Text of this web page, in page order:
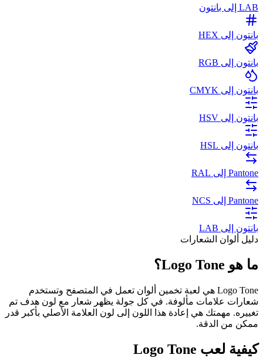
LAB إلى بانتون
بانتون إلى HEX
بانتون إلى RGB
بانتون إلى CMYK
بانتون إلى HSV
بانتون إلى HSL
Pantone إلى RAL
Pantone إلى NCS
بانتون إلى LAB
دليل ألوان الشعارات
ما هو Logo Tone؟
Logo Tone هي لعبة تخمين ألوان تعمل في المتصفح وتستخدم
شعارات علامات مألوفة. في كل جولة يظهر شعار مع لون هدف تم
تغييره. مهمتك هي إعادة هذا اللون إلى لون العلامة الأصلي بأكبر قدر
ممكن من الدقة.
كيفية لعب Logo Tone